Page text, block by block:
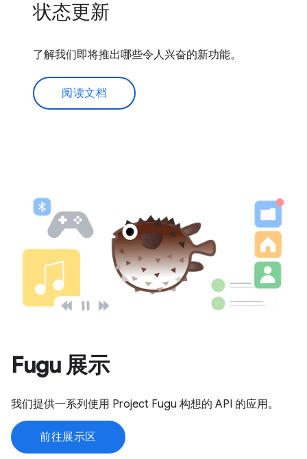
状态更新
了解我们即将推出哪些令人兴奋的新功能。
阅读文档
Fugu 展示
我们提供一系列使用 Project Fugu 构想的 API 的应用。
前往展示区